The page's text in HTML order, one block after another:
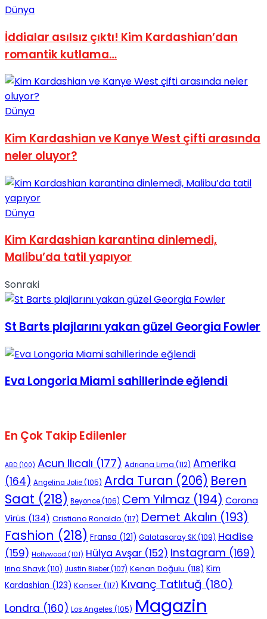
No Result
View All Result
Dünya
İddialar asılsız çıktı! Kim Kardashian’dan
romantik kutlama…
Dünya
Kim Kardashian ve Kanye West çifti arasında
neler oluyor?
Dünya
Kim Kardashian karantina dinlemedi,
Malibu’da tatil yapıyor
Sonraki
St Barts plajlarını yakan güzel Georgia Fowler
Eva Longoria Miami sahillerinde eğlendi
En Çok Takip Edilenler
ABD (100) Acun Ilıcalı (177) Adriana Lima (112) Amerika
(164) Angelina Jolie(105) Arda Turan (206) Beren
Saat (218) Beyonce(106) Cem Yılmaz (194) Corona
Virüs (134) Cristiano Ronaldo (117) Demet Akalın (193)
Fashion (218) Fransa (121) Galatasaray SK(109) Hadise
(159) Hollywood (101) Hülya Avşar (152) Instagram (169)
Irina Shayk(110) Justin Bieber(107) Kenan Doğulu (118) Kim
Kardashian (123) Konser (117) Kıvanç Tatlıtuğ(180)
Londra (160) Los Angeles (105) Magazin